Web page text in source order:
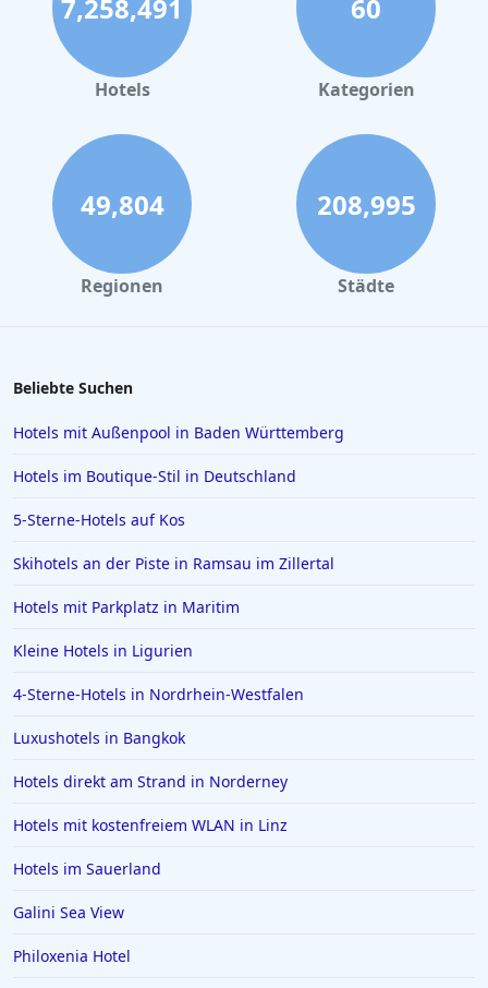
Hotels in Bamberg
Hotels in Nürnberg
Hotels in Büsum
Hotels an der Nordsee
Hotels in Augsburg
Hotels auf Lanzarote
Hotels in Schliersee
Hotels in Regensburg
Hotels in Bad Zwischenahn
Hotels in Obertauern
Hotels in Suhl
Hotels in Papenburg
Hotels in der Eifel
Hotels in Filderstadt
Hotels in Lingen (Ems)
Hotels in Boblingen
7,258,491
Hotels
60
Kategorien
49,804
Regionen
208,995
Städte
Beliebte Suchen
Hotels mit Außenpool in Baden Württemberg
Hotels im Boutique-Stil in Deutschland
5-Sterne-Hotels auf Kos
Skihotels an der Piste in Ramsau im Zillertal
Hotels mit Parkplatz in Maritim
Kleine Hotels in Ligurien
4-Sterne-Hotels in Nordrhein-Westfalen
Luxushotels in Bangkok
Hotels direkt am Strand in Norderney
Hotels mit kostenfreiem WLAN in Linz
Hotels im Sauerland
Galini Sea View
Philoxenia Hotel